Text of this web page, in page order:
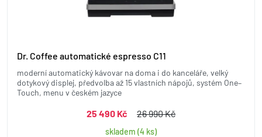
Dr. Coffee automatické espresso C11
moderní automatický kávovar na doma i do kanceláře, velký
dotykový displej, předvolba až 15 vlastních nápojů, systém One–
Touch, menu v českém jazyce
25 490 Kč 26 990 Kč
skladem (4 ks)